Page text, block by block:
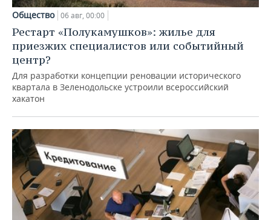
Общество 06 авг, 00:00
Рестарт «Полукамушков»: жилье для
приезжих специалистов или событийный
центр?
Для разработки концепции реновации исторического
квартала в Зеленодольске устроили всероссийский
хакатон